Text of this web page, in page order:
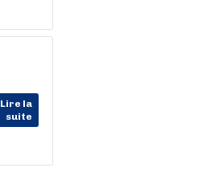
Lire la
suite